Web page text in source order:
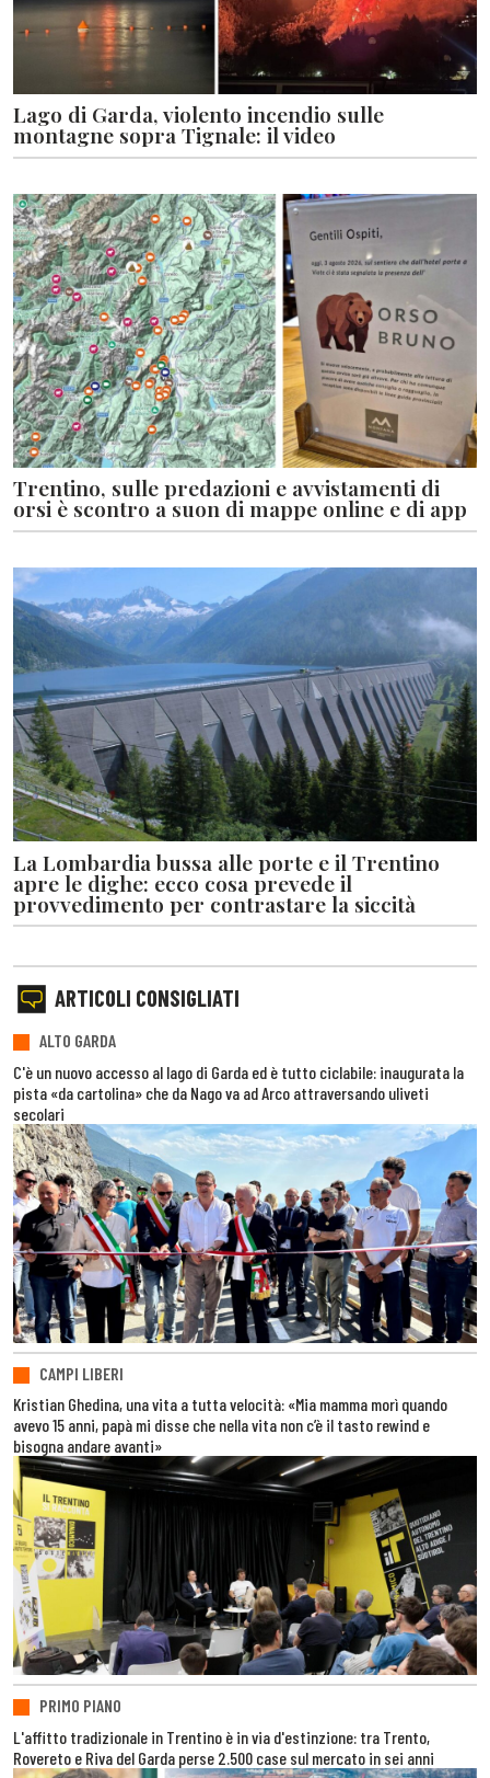
Lago di Garda, violento incendio sulle
montagne sopra Tignale: il video
Trentino, sulle predazioni e avvistamenti di
orsi è scontro a suon di mappe online e di app
La Lombardia bussa alle porte e il Trentino
apre le dighe: ecco cosa prevede il
provvedimento per contrastare la siccità
ARTICOLI CONSIGLIATI
ALTO GARDA
C'è un nuovo accesso al lago di Garda ed è tutto ciclabile: inaugurata la
pista «da cartolina» che da Nago va ad Arco attraversando uliveti
secolari
CAMPI LIBERI
Kristian Ghedina, una vita a tutta velocità: «Mia mamma morì quando
avevo 15 anni, papà mi disse che nella vita non c’è il tasto rewind e
bisogna andare avanti»
PRIMO PIANO
L'affitto tradizionale in Trentino è in via d'estinzione: tra Trento,
Rovereto e Riva del Garda perse 2.500 case sul mercato in sei anni